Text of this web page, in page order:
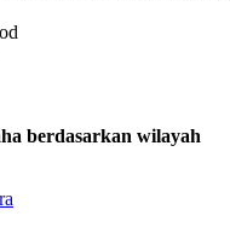
berdasarkan wilayah